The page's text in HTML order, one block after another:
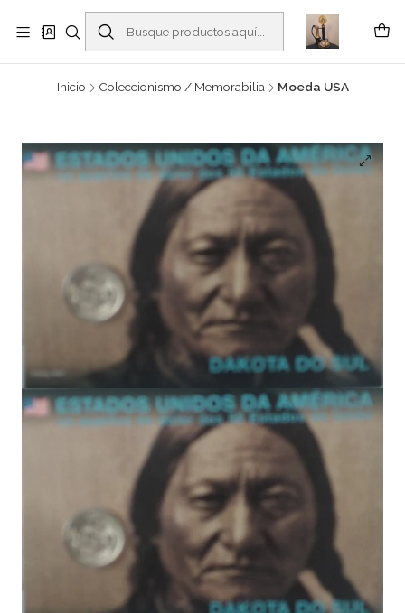
Buscantiguidades - Leilões. Colecionismo e antiguidades em Viana do
Castelo -
Leer más
Inicio Coleccionismo / Memorabilia Moeda USA